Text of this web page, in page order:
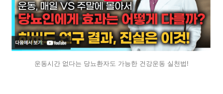
운동시간 없다는 당뇨환자도 가능한 건강운동 실천법!